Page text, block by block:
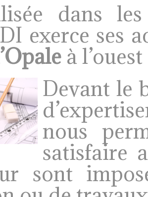
dans
exerce ses
à
Devant le
nous
satisfaire
sont